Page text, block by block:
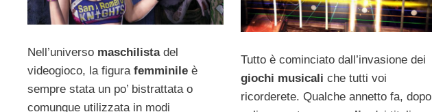
Tutto è cominciato dall’invasione dei
giochi musicali che tutti voi
ricorderete. Qualche annetto fa, dopo
Nell’universo maschilista del
videogioco, la figura femminile è
sempre stata un po’ bistrattata o
comunque utilizzata in modi